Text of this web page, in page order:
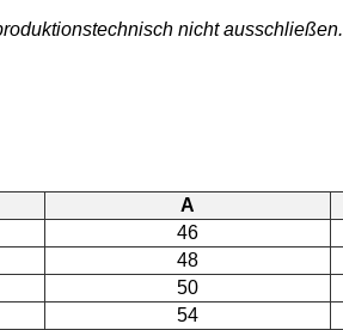
nicht ausschließen.
A
46
48
50
54